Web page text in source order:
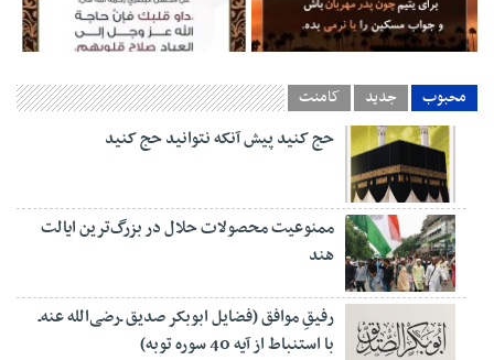
محبوب جدید کامنت
حج کنيد پيش آنکه نتوانيد حج کنيد
ممنوعیت محصولات حلال در بزرگ‌ترین ایالت
هند
رفیقِ موافق (فضایل ابوبکر صدیق ـ‌رضی‌الله عنه‌ـ
با استنباط از آیه 40 سوره توبه)